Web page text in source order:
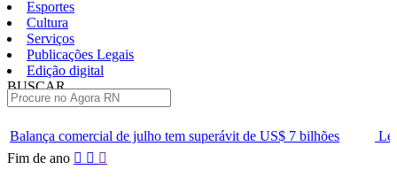
Esportes
Cultura
Serviços
Publicações Legais
Edição digital
BUSCAR
tem superávit de US$ 7 bilhões
Lei que aumenta punição
Pular
Fim de ano